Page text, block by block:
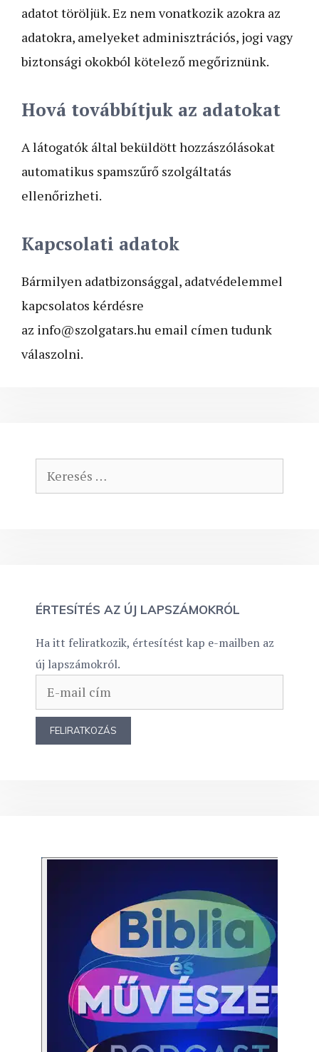
adatot töröljük. Ez nem vonatkozik azokra az
adatokra, amelyeket adminisztrációs, jogi vagy
biztonsági okokból kötelező megőriznünk.
Hová továbbítjuk az adatokat
A látogatók által beküldött hozzászólásokat
automatikus spamszűrő szolgáltatás
ellenőrizheti.
Kapcsolati adatok
Bármilyen adatbizonsággal, adatvédelemmel
kapcsolatos kérdésre
az info@szolgatars.hu email címen tudunk
válaszolni.
Keresés:
ÉRTESÍTÉS AZ ÚJ LAPSZÁMOKRÓL
Ha itt feliratkozik, értesítést kap e-mailben az
új lapszámokról.